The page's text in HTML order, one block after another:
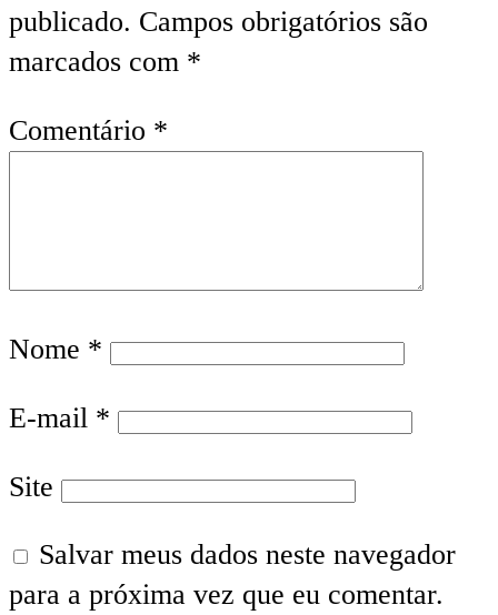
publicado. Campos obrigatórios são
marcados com *
Comentário *
Nome *
E-mail *
Site
Salvar meus dados neste navegador
para a próxima vez que eu comentar.